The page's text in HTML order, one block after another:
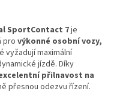
SportContact 7je
pro výkonné osobní vozy,
vyžadují maximální
jízdě. Díky
přilnavost na
přesnou odezvu řízení.